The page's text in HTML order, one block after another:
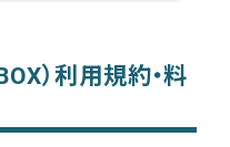
）利用規約・料